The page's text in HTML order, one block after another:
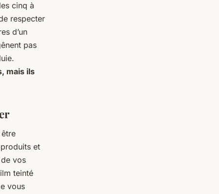
cinq à
respecter
d’un
pas
mais ils
et
vos
teinté
vous